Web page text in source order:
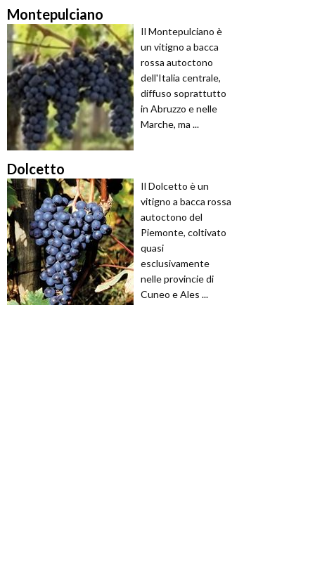
Montepulciano
Il Montepulciano è
un vitigno a bacca
rossa autoctono
dell'Italia centrale,
diffuso soprattutto
in Abruzzo e nelle
Marche, ma ...
Dolcetto
Il Dolcetto è un
vitigno a bacca rossa
autoctono del
Piemonte, coltivato
quasi
esclusivamente
nelle provincie di
Cuneo e Ales ...